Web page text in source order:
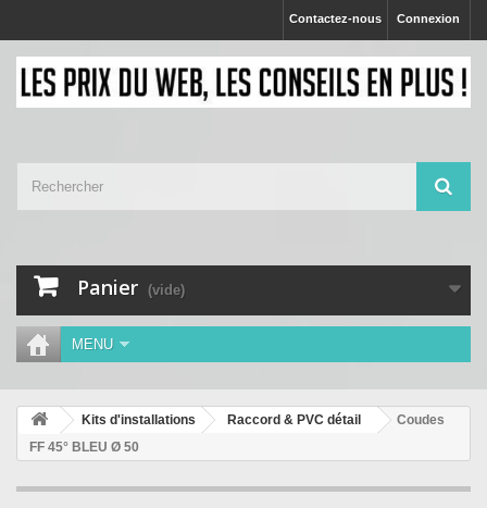
Connexion
Contactez-nous
Panier (vide)
MENU
Kits d'installations Raccord & PVC détail
Coudes
FF 45° BLEU Ø 50